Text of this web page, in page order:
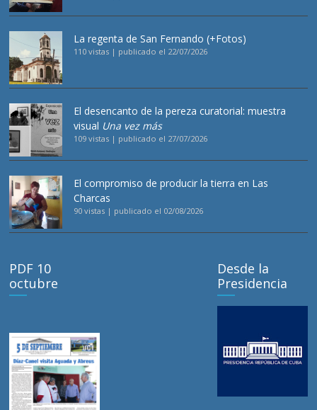
La regenta de San Fernando (+Fotos)
110 vistas | publicado el 22/07/2026
El desencanto de la pereza curatorial: muestra
visual Una vez más
109 vistas | publicado el 27/07/2026
El compromiso de producir la tierra en Las
Charcas
90 vistas | publicado el 02/08/2026
PDF 10
octubre
Desde la
Presidencia